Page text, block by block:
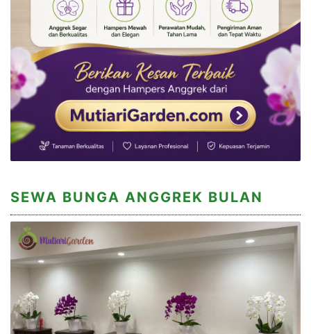
SEWA BUNGA ANGGREK BULAN